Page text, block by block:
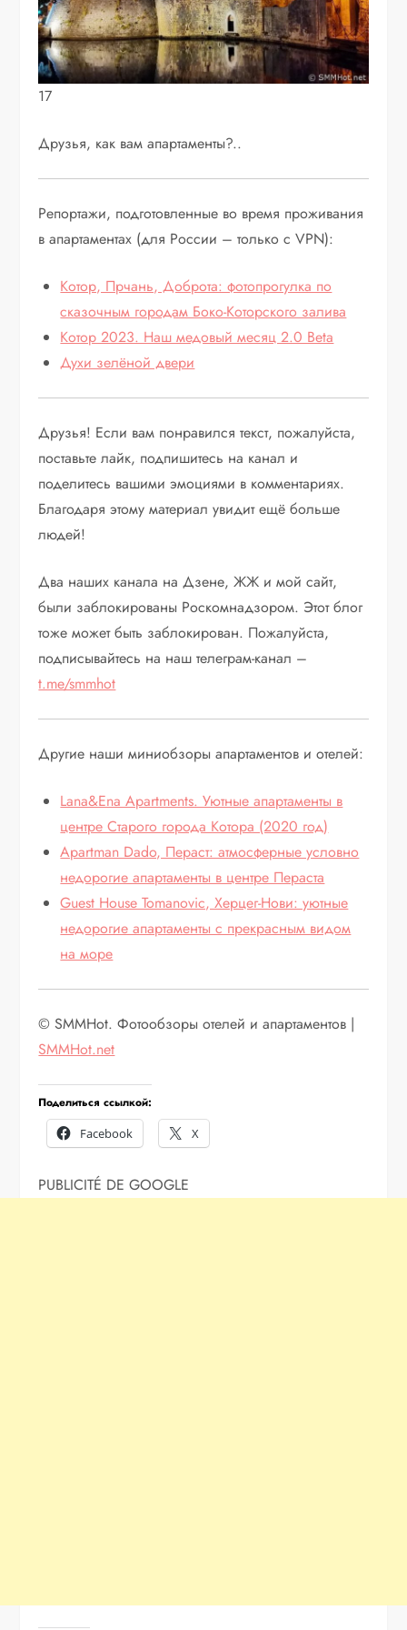
17
Друзья, как вам апартаменты?..
Репортажи, подготовленные во время проживания
в апартаментах (для России – только с VPN):
Котор, Прчань, Доброта: фотопрогулка по
сказочным городам Боко-Которского залива
Котор 2023. Наш медовый месяц 2.0 Beta
Духи зелёной двери
Друзья! Если вам понравился текст, пожалуйста,
поставьте лайк, подпишитесь на канал и
поделитесь вашими эмоциями в комментариях.
Благодаря этому материал увидит ещё больше
людей!
Два наших канала на Дзене, ЖЖ и мой сайт,
были заблокированы Роскомнадзором. Этот блог
тоже может быть заблокирован. Пожалуйста,
подписывайтесь на наш телеграм-канал –
t.me/smmhot
Другие наши миниобзоры апартаментов и отелей:
Lana&Ena Apartments. Уютные апартаменты в
центре Старого города Котора (2020 год)
Apartman Dado, Пераст: атмосферные условно
недорогие апартаменты в центре Пераста
Guest House Tomanovic, Херцег-Нови: уютные
недорогие апартаменты с прекрасным видом
на море
© SMMHot. Фотообзоры отелей и апартаментов |
SMMHot.net
Поделиться ссылкой:
Facebook
X
PUBLICITÉ DE GOOGLE